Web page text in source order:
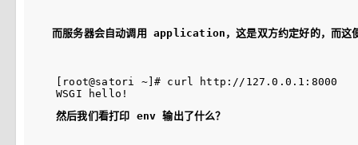
而服务器会自动调用 application，这是双方约定好的，而这
[root@satori ~]# curl http://127.0.0.1:8000
然后我们看打印 env 输出了什么？